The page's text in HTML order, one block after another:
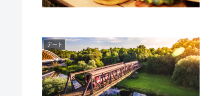
デート